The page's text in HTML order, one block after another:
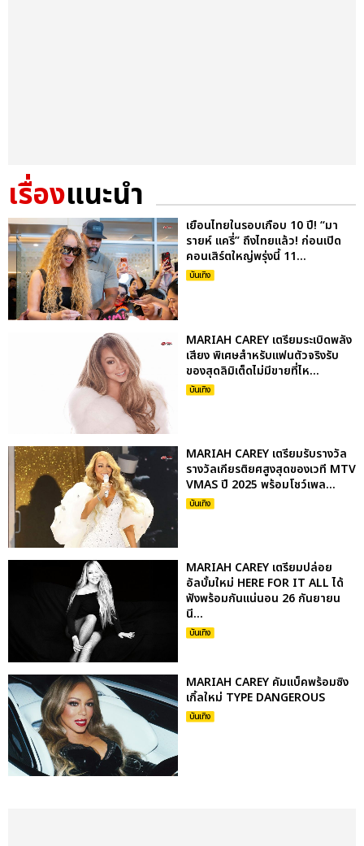
เรื่องแนะนำ
เยือนไทยในรอบเกือบ 10 ปี! “มา
รายห์ แครี่” ถึงไทยแล้ว! ก่อนเปิด
คอนเสิร์ตใหญ่พรุ่งนี้ 11...
บันเทิง
MARIAH CAREY เตรียมระเบิดพลัง
เสียง พิเศษสำหรับแฟนตัวจริงรับ
ของสุดลิมิเต็ดไม่มีขายที่ไห...
บันเทิง
MARIAH CAREY เตรียมรับรางวัล
รางวัลเกียรติยศสูงสุดของเวที MTV
VMAS ปี 2025 พร้อมโชว์เพล...
บันเทิง
MARIAH CAREY เตรียมปล่อย
อัลบั้มใหม่ HERE FOR IT ALL ได้
ฟังพร้อมกันแน่นอน 26 กันยายน
นี...
บันเทิง
MARIAH CAREY คัมแบ็คพร้อมซิง
เกิ้ลใหม่ TYPE DANGEROUS
บันเทิง